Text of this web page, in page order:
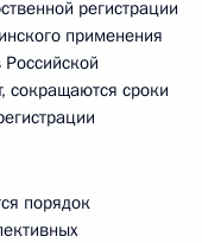
регистрации
применения
Российской
сокращаются сроки
порядок